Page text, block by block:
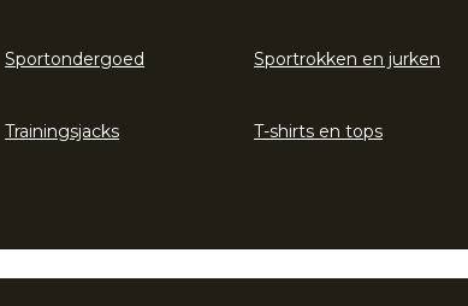
Sportondergoed Sportrokken en jurken
Trainingsjacks T-shirts en tops